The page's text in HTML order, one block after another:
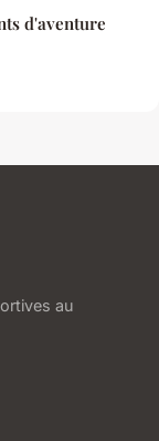
d'aventure
au